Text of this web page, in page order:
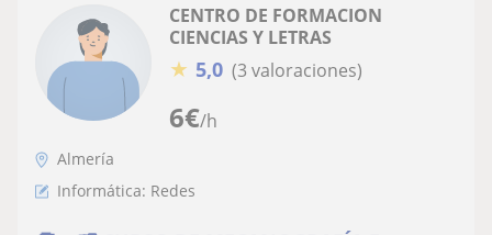
6€/h
CENTRO DE FORMACION
CIENCIAS Y LETRAS
★ 5,0 (3 valoraciones)
Almería
Informática: Redes